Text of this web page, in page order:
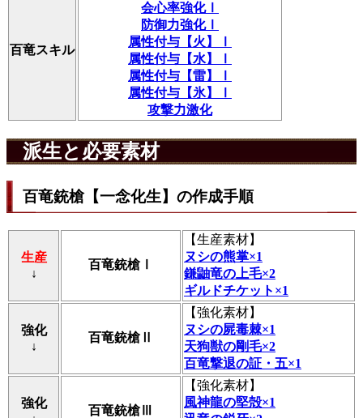
百竜スキル
会心率強化Ⅰ
防御力強化Ⅰ
属性付与【火】Ⅰ
属性付与【水】Ⅰ
属性付与【雷】Ⅰ
属性付与【氷】Ⅰ
攻撃力激化
派生と必要素材
百竜銃槍【一念化生】の作成手順
生産
↓
百竜銃槍Ⅰ
【生産素材】
ヌシの熊掌×1
鎌鼬竜の上毛×2
ギルドチケット×1
強化
↓
百竜銃槍Ⅱ
【強化素材】
ヌシの屍毒棘×1
天狗獣の剛毛×2
百竜撃退の証・五×1
強化
百竜銃槍Ⅲ
【強化素材】
風神龍の堅殻×1